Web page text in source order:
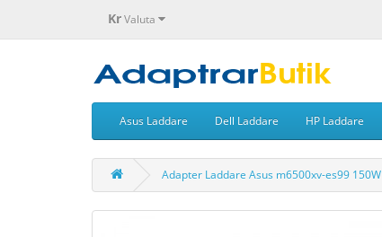
KrValuta
Asus Laddare Dell Laddare HP Laddare
Adapter Laddare Asus m6500xv-es99 150W